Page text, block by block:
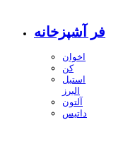
فر آشپزخانه
اخوان
کن
استیل
البرز
آلتون
داتیس